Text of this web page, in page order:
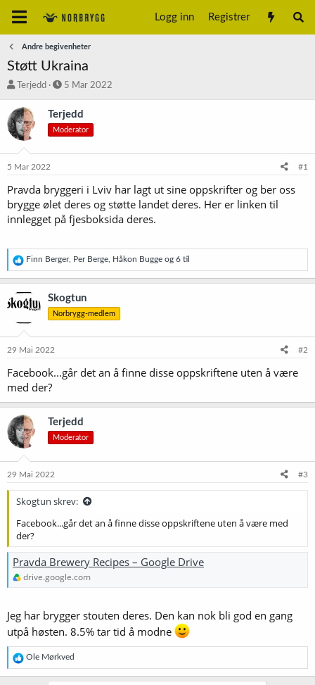
Logg inn Registrer
Andre begivenheter
Støtt Ukraina
T
å
d
s
t
r
Terjedd
S
a
r
t
o
5 Mar 2022
Terjedd
Moderator
5 Mar 2022 #1
Pravda bryggeri i Lviv har lagt ut sine oppskrifter og ber oss
brygge ølet deres og støtte landet deres. Her er linken til
innlegget på fjesboksida deres.
R
e
a
k
s
o
e
:
Finn Berger, Per Berge Håkon Bugge og 6 til
Skogtun
Norbrygg-medlem
29 Mai 2022 #2
Facebook...går det an å finne disse oppskriftene uten å være
med der?
Terjedd
Moderator
29 Mai 2022 #3
Skogtun skrev:
Facebook...går det an å finne disse oppskriftene uten å være med
der?
Pravda Brewery Recipes – Google Drive
drive.google.com
Jeg har brygger stouten deres. Den kan nok bli god en gang
utpå høsten. 8.5% tar tid å modne
R
e
a
Ole Mørkved